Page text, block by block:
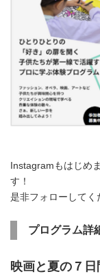
ポ
Instagramもはじめ
す！
是非フォローしてく
プログラム詳
映画と夏の７日